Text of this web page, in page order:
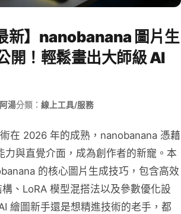
新】nanobanana 圖片生
開！輕鬆畫出大師級 AI
阿湯分類： 線上工具/服務
在 2026 年的成熟，nanobanana 憑藉
力與直覺介面，成為創作者的新寵。本
的核心圖片生成技巧，包含高效
、LoRA 模型混搭法以及參數優化設
繪圖新手還是想精進技術的老手，都